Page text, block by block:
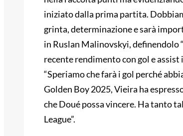
iniziato dalla prima partita.
grinta, determinazione e sarà
in Ruslan Malinovskyi,
recente rendimento con gol e assist
“Speriamo che farà i gol perché
Golden Boy 2025, Vieira ha
che Doué possa vincere. Ha tanto
League”.